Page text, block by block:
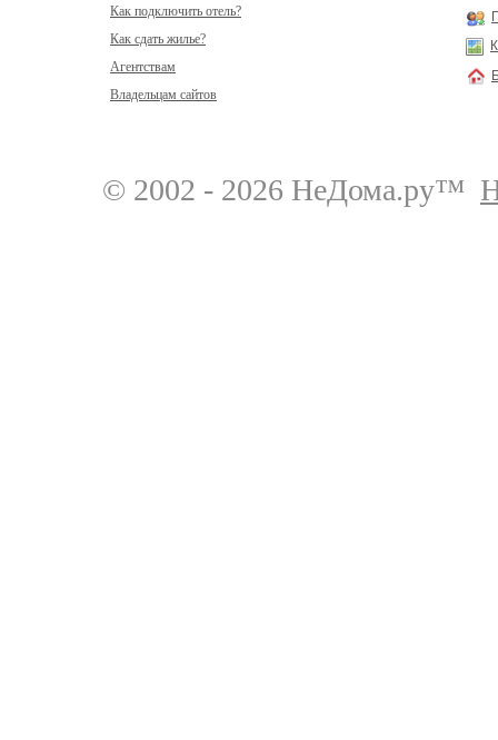
Как подключить отель?
Как сдать жилье?
Агентствам
Владельцам сайтов
© 2002 - 2026 НеДома.ру™